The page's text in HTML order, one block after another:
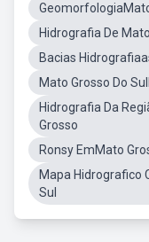
Hidrografia De
Bacias
Mato Grosso Do
Hidrografia Da
Grosso
Ronsy EmMato
Mapa Hidrografico
Sul